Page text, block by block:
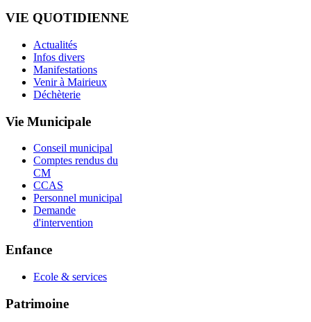
VIE QUOTIDIENNE
Actualités
Infos divers
Manifestations
Venir à Mairieux
Déchèterie
Vie Municipale
Conseil municipal
Comptes rendus du
CM
CCAS
Personnel municipal
Demande
d'intervention
Enfance
Ecole & services
Patrimoine